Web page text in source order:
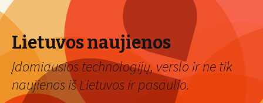
Lietuvos naujienos
Įdomiausios technologijų, verslo ir ne tik
naujienos iš Lietuvos ir pasaulio.